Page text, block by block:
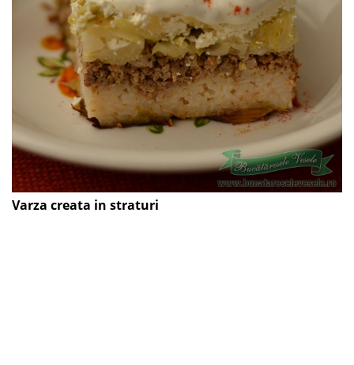
Varza creata in straturi